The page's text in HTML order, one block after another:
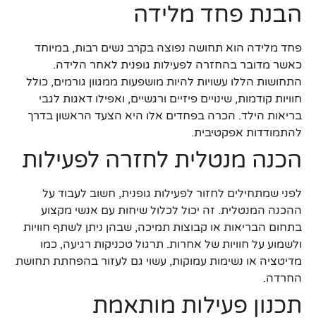
הבנת פחד מלידה
פחד מלידה הוא תחושה נפוצה בקרב נשים רבות, במיוחד
כאשר מדובר בהחזרה לפעילות גופנית לאחר הלידה.
התחושות הללו עשויות להיות מושפעות ממגוון גורמים, כולל
חוויות קודמות, שינויים פיזיים ורגשיים, ואפילו דאגות לגבי
בריאות הילד. הכרה בפחדים אלו היא הצעד הראשון בדרך
להתמודדות אפקטיבית.
הכנה מנטלית לחזרה לפעילות
לפני שמתחילים לחזור לפעילות גופנית, חשוב לעבוד על
ההכנה המנטלית. זה יכול לכלול שיחות עם אנשי מקצוע
בתחום הבריאות או קבוצות תמיכה, שבהן ניתן לשתף חוויות
ולשמוע על חוויות של אחרות. תרגול טכניקות רגיעה, כמו
מדיטציה או נשימות עמוקות, עשוי גם לעזור בהפחתת תחושת
החרדה.
תכנון פעילות מותאמת